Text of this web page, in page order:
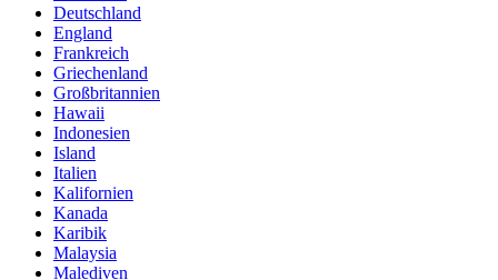
Deutschland
England
Frankreich
Griechenland
Großbritannien
Hawaii
Indonesien
Island
Italien
Kalifornien
Kanada
Karibik
Malaysia
Malediven